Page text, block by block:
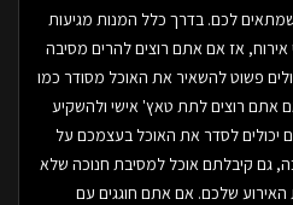
שמתאים לכם. בדרך כלל המנות מגיעות
אז אם אתם רוצים להרים מסיבה
פשוט להשאיר את האוכל מסודר כמו
אתם רוצים לתת טאץ' אישי ולהשקיע
יכולים לסדר את האוכל בעצמכם על
גם קיבלתם אוכל למסיבת חנוכה שלא
שלכם. אם אתם חוגגים עם